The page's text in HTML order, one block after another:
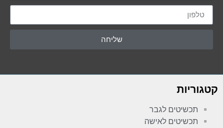
שליחה
קטגוריות
תכשיטים לגבר
תכשיטים לאישה